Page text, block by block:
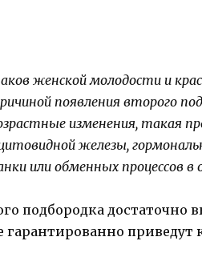
женской молодости и
появления второго
изменения, такая
железы,
или обменных процессов в
подбородка достаточно
приведут